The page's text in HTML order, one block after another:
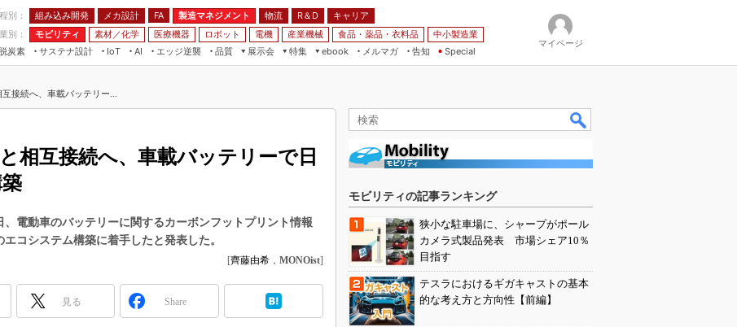
別： 組み込み開発 メカ設計 FA 製造マネジメント 物流 R＆D
キャリア
別：
モビリティ 素材／化学 医療機器 ロボット 電機 産業機械 食品・薬品・衣料品
中小製造業
脱炭素
サステナ設計
IoT
AI
保全
エッジ逆襲 品質
展示会
JIMTOF
IIFES
TECHNO-FRONTIER
EdgeTech+
特集
VR／AR
組み込み画像技術
組み込みモデリング
車載ソフト開発
ISO26262
ebook
FA
メルマガ
告知 Special
マイページ
接続へ、車載バッテリー...
相互接続へ、車載バッテリーで日
、電動車のバッテリーに関するカーボンフットプリント情報
コシステム構築に着手したと発表した。
[齊藤由希 ， MONOist]
見る Share
モビリティの記事ランキング
狭小な駐車場に、シャープがポール
カメラ式製品発表 市場シェア10％
目指す
テスラにおけるギガキャストの基本
的な考え方と方向性【前編】